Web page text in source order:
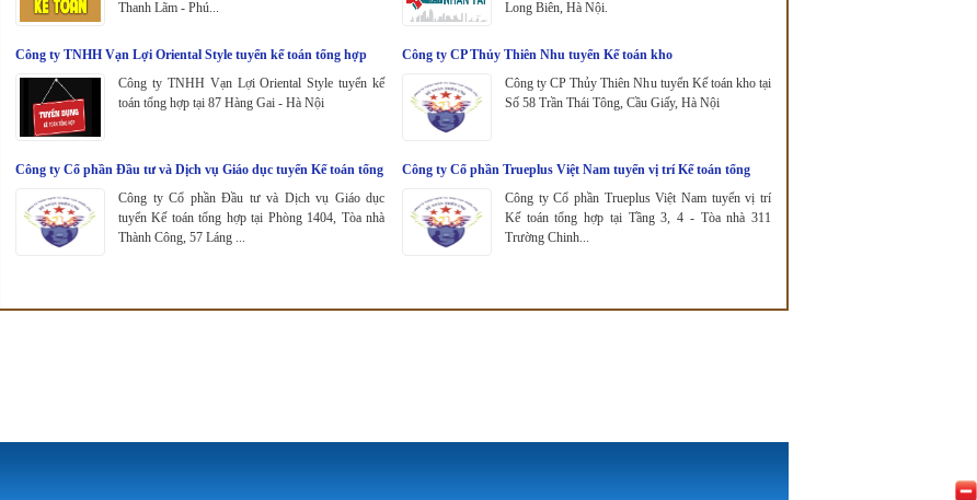
Thanh Lãm - Phú...
Long Biên, Hà Nội.
Công ty TNHH Vạn Lợi Oriental Style tuyển kế toán tổng hợp
Công ty TNHH Vạn Lợi Oriental Style tuyển kế
toán tổng hợp tại 87 Hàng Gai - Hà Nội
Công ty CP Thủy Thiên Nhu tuyển Kế toán kho
Công ty CP Thủy Thiên Nhu tuyển Kế toán kho tại
Số 58 Trần Thái Tông, Cầu Giấy, Hà Nội
Công ty Cổ phần Đầu tư và Dịch vụ Giáo dục tuyển Kế toán tổng
Công ty Cổ phần Đầu tư và Dịch vụ Giáo dục
tuyển Kế toán tổng hợp tại Phòng 1404, Tòa nhà
Thành Công, 57 Láng ...
Công ty Cổ phần Trueplus Việt Nam tuyển vị trí Kế toán tổng
Công ty Cổ phần Trueplus Việt Nam tuyển vị trí
Kế toán tổng hợp tại Tầng 3, 4 - Tòa nhà 311
Trường Chinh...